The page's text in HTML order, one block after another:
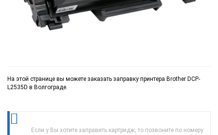
На этой странице вы можете заказать заправку принтера Brother DCP-
L2535D в Волгограде.
Если у Вы хотите заправить картридж, то позвоните по номеру